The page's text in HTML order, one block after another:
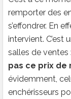
remporter des
s’effondrer. En
intervient. C’est
salles de ventes :
pas ce prix de
évidemment,
enchérisseurs